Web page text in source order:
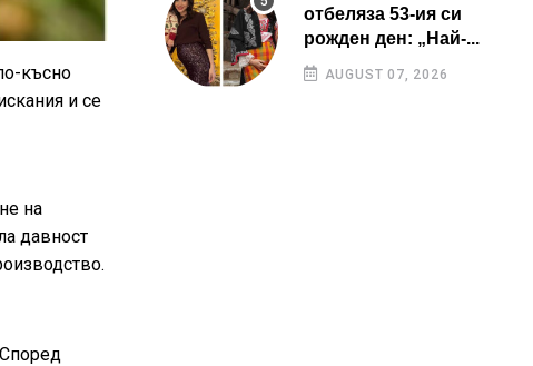
късно
и се
на
давност
отбеляза 53-ия си
рожден ден: „Най-...
AUGUST 07, 2026